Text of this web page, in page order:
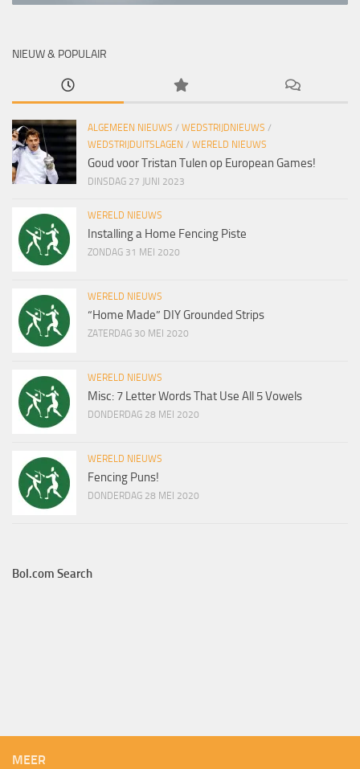
NIEUW & POPULAIR
ALGEMEEN NIEUWS / WEDSTRIJDNIEUWS /
WEDSTRIJDUITSLAGEN / WERELD NIEUWS
Goud voor Tristan Tulen op European Games!
DINSDAG 27 JUNI 2023
WERELD NIEUWS
Installing a Home Fencing Piste
ZONDAG 31 MEI 2020
WERELD NIEUWS
“Home Made” DIY Grounded Strips
ZATERDAG 30 MEI 2020
WERELD NIEUWS
Misc: 7 Letter Words That Use All 5 Vowels
DONDERDAG 28 MEI 2020
WERELD NIEUWS
Fencing Puns!
DONDERDAG 28 MEI 2020
Bol.com Search
MEER